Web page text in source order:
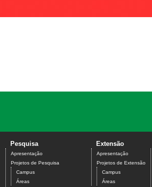
Pesquisa
Apresentação
Projetos de Pesquisa
Campus
Áreas
Extensão
Apresentação
Projetos de Extensão
Campus
Áreas